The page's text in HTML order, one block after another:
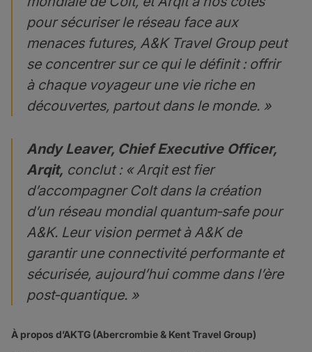
pour sécuriser le réseau face aux
menaces futures, A&K Travel Group peut
se concentrer sur ce qui le définit : offrir
à chaque voyageur une vie riche en
découvertes, partout dans le monde. »
Andy Leaver, Chief Executive Officer,
Arqit, conclut : « Arqit est fier
d’accompagner Colt dans la création
d’un réseau mondial quantum‑safe pour
A&K. Leur vision permet à A&K de
garantir une connectivité performante et
sécurisée, aujourd’hui comme dans l’ère
post‑quantique. »
À propos d’AKTG (Abercrombie & Kent Travel Group)